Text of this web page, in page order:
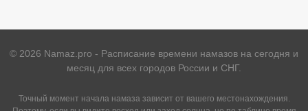
© 2026 Namaz.pro - Расписание времени намазов на сегодня и
месяц для всех городов России и СНГ.
Точный момент начала намаза зависит от вашего местонахождения.